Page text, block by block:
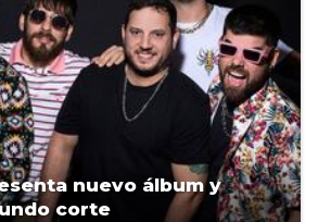
nuevo álbum y
corte